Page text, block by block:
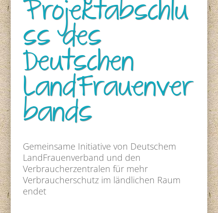
Projektabschlu
ss des
Deutschen
LandFrauenver
bands
Gemeinsame Initiative von Deutschem
LandFrauenverband und den
Verbraucherzentralen für mehr
Verbraucherschutz im ländlichen Raum
endet